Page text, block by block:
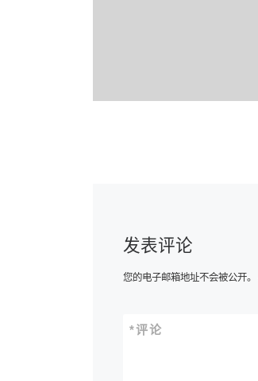
发表评论
您的电子邮箱地址不会被公开。
评论
*